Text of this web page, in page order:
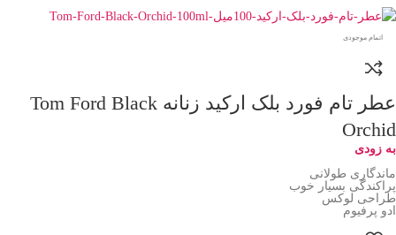
اتمام موجودی
عطر تام فورد بلک ارکید زنانه Tom Ford Black
Orchid
به زودی
ماندگاری طولانی
پراکندگی بسیار خوب
طراحی لوکس
ادو پرفیوم